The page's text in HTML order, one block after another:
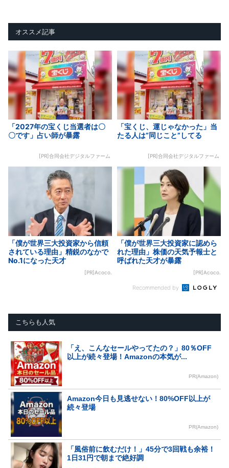
オススメ記事
「2027年の宝くじ当選者は〇
〇です」占い師が暴露
[PR]合同会社デジタルファーム
「宝くじ、運じゃなかった」当
たる人は“同じこと”してる
[PR]合同会社デジタルファーム
「僕が世界三大投資家から信頼
されている理由」精鋭のなかで
No.1になった天才
[PR]Acoco.
「僕が世界三大投資家に認めら
れた理由」株価の天気予報士と
呼ばれた天才が暴露
[PR]Acoco.
Recommended by
こちらも人気
「え、こんなセールやってたの？」80％OFF
以上が続々登場！Amazonの本気が...
PR(Amazon)
Amazon今日も見逃せない！80%OFF以上が
続々登場
PR(Amazon)
「風俗前に飲むだけ！」45分で3回戦も余裕！
1日31円で朝まで絶好調